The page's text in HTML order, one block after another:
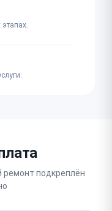
этапах.
подкреплён